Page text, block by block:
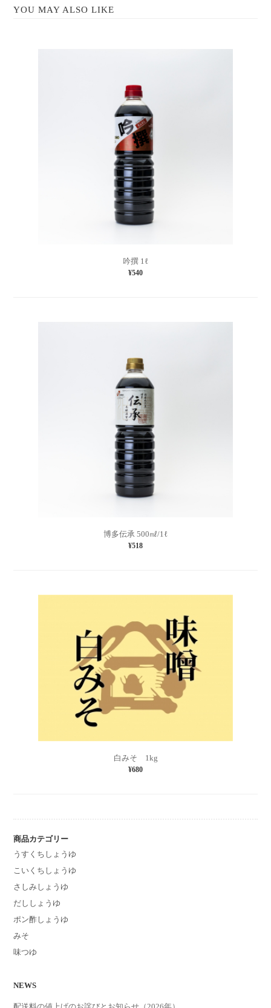
YOU MAY ALSO LIKE
吟撰 1ℓ
¥540
博多伝承 500㎖/1ℓ
¥518
白みそ 1kg
¥680
商品カテゴリー
うすくちしょうゆ
こいくちしょうゆ
さしみしょうゆ
だししょうゆ
ポン酢しょうゆ
みそ
味つゆ
NEWS